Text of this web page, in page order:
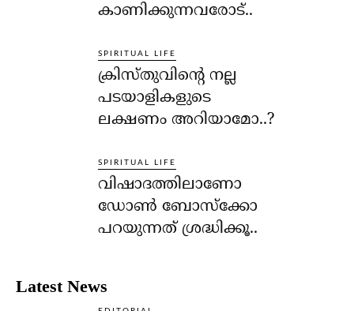
കാണിക്കുന്നവരോട്..
SPIRITUAL LIFE
ക്രിസ്തുവിന്റെ നല്ല
പടയാളികളുടെ
ലക്ഷണം അറിയാമോ..?
SPIRITUAL LIFE
വിഷാദത്തിലാണോ
ഡോണ്‍ ബോസ്‌ക്കോ
പറയുന്നത് ശ്രദ്ധിക്കൂ..
Latest News